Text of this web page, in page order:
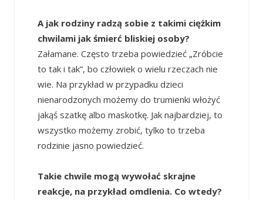
A jak rodziny radzą sobie z takimi ciężkim
chwilami jak śmierć bliskiej osoby?
Załamane. Często trzeba powiedzieć „Zróbcie
to tak i tak”, bo człowiek o wielu rzeczach nie
wie. Na przykład w przypadku dzieci
nienarodzonych możemy do trumienki włożyć
jakąś szatkę albo maskotkę. Jak najbardziej, to
wszystko możemy zrobić, tylko to trzeba
rodzinie jasno powiedzieć.
Takie chwile mogą wywołać skrajne
reakcje, na przykład omdlenia. Co wtedy?